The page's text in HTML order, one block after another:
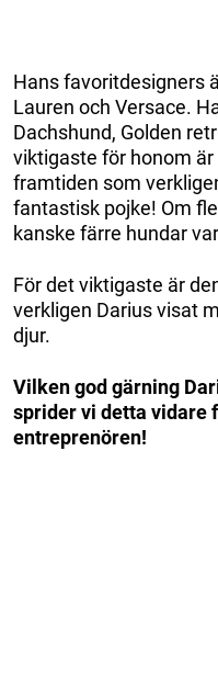
Hans favoritdesigners
Lauren och Versace.
Dachshund, Golden
viktigaste för honom
framtiden som
fantastisk pojke! Om
kanske färre hundar
För det viktigaste är
verkligen Darius visat
djur.
Vilken god gärning
sprider vi detta vidare
entreprenören!